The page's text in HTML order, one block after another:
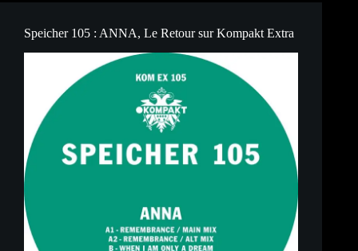
Luce
Kompakt
Extra
Speicher 105 : ANNA, Le Retour sur Kompakt Extra